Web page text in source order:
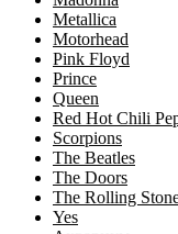
Metallica
Motorhead
Pink Floyd
Prince
Queen
Red Hot Chili
Scorpions
The Beatles
The Doors
The Rolling
Yes